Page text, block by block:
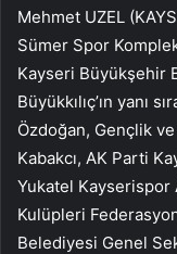
Mehmet UZEL
Sümer Spor
Kayseri Büyükşehir
Büyükkılıç’ın yanı
Özdoğan, Gençlik
Kabakcı, AK Parti
Yukatel Kayserispor
Kulüpleri
Belediyesi Genel